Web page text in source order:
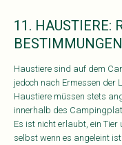
11. HAUSTIERE:
BESTIMMUNGEN
Haustiere sind auf dem
jedoch nach Ermessen der
Haustiere müssen stets
innerhalb des
Es ist nicht erlaubt, ein
selbst wenn es angeleint ist.